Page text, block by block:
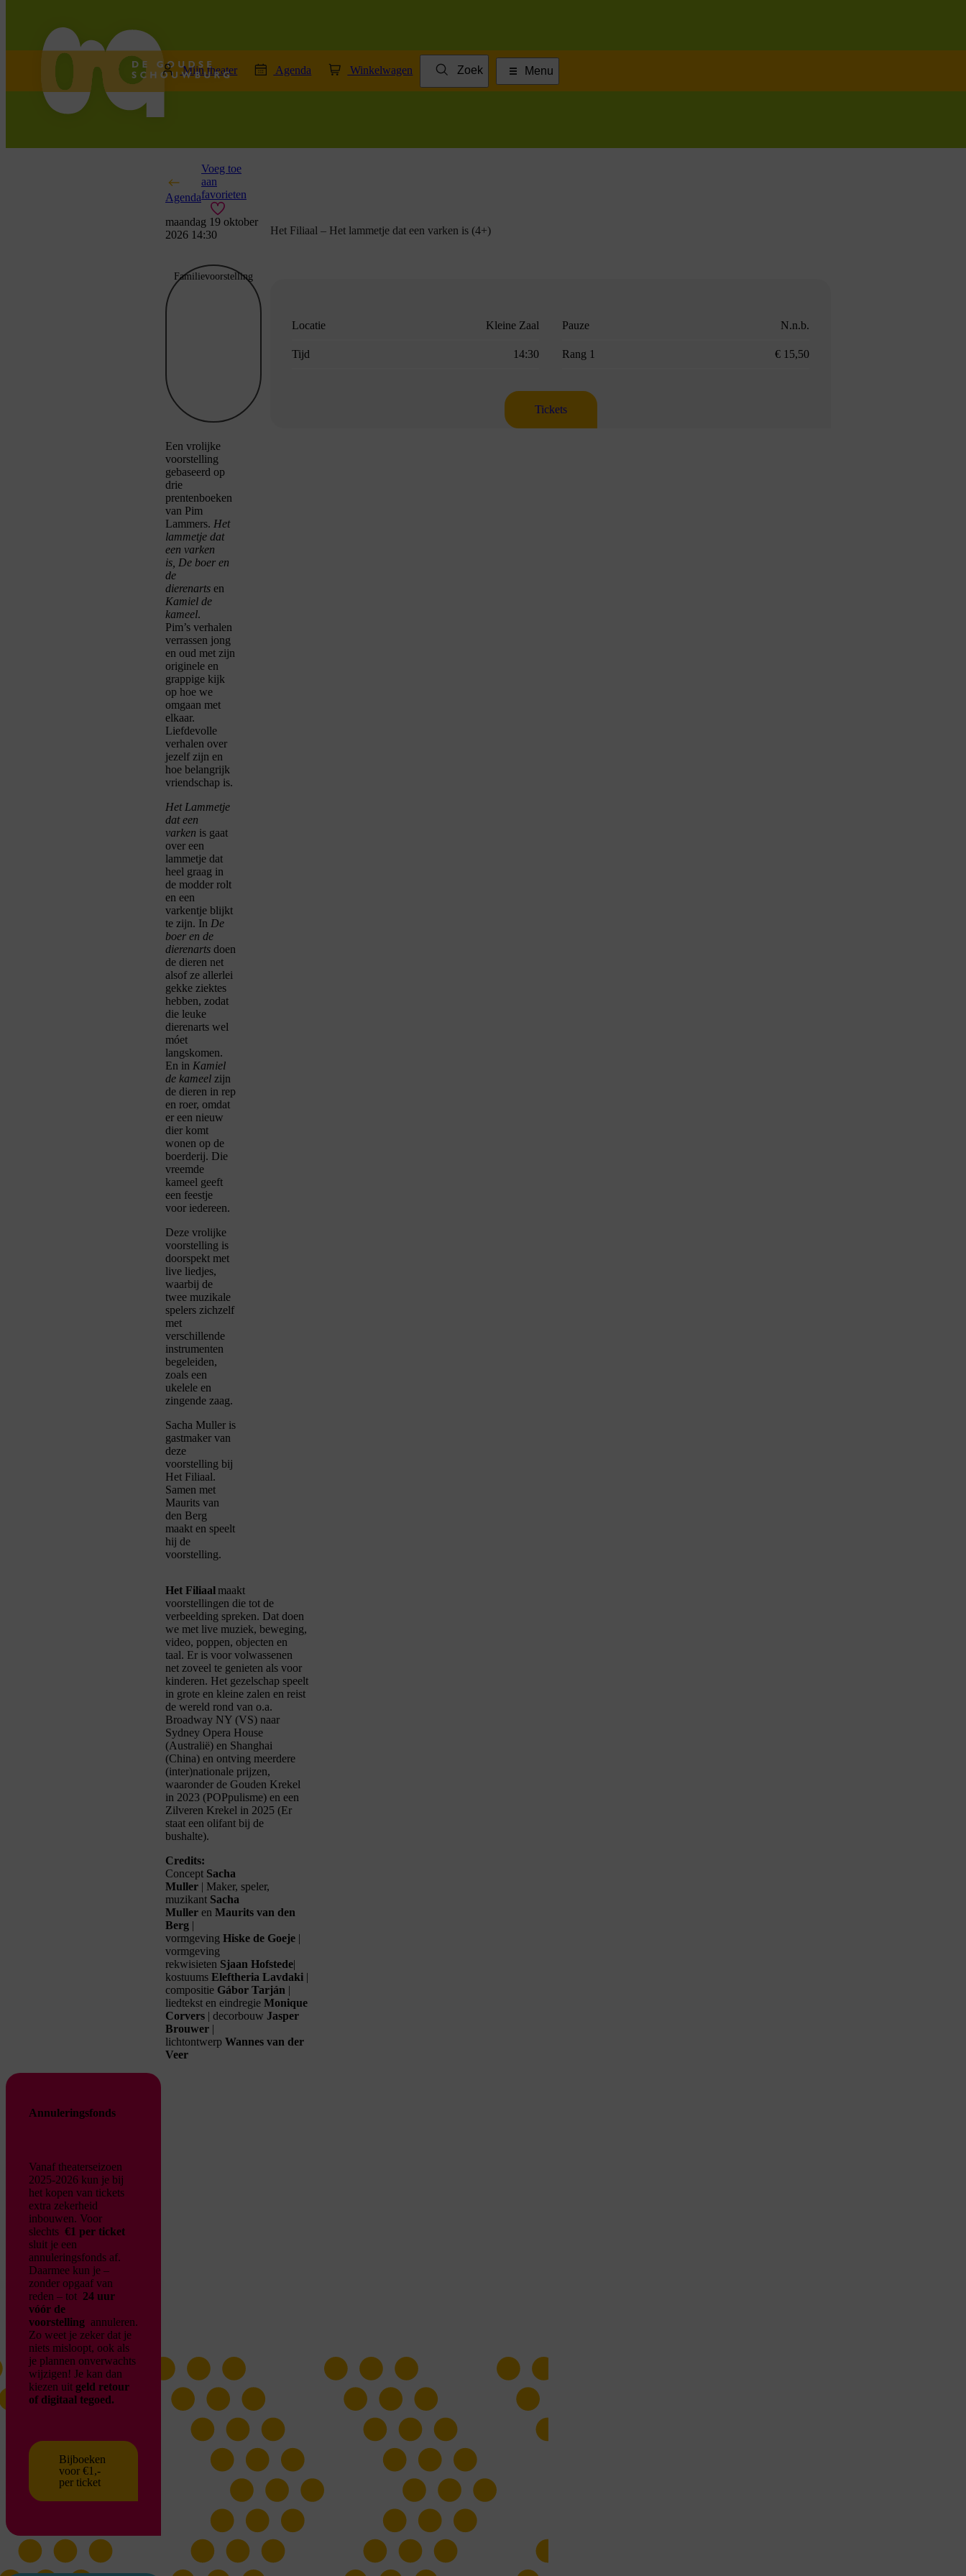
Mijn theater Agenda Winkelwagen Zoek Menu
Agenda
Voeg toe
aan
favorieten
maandag 19 oktober
2026 14:30
Het Filiaal – Het lammetje dat een varken is (4+)
Familievoorstelling
Locatie Kleine Zaal
Tijd 14:30
Pauze N.n.b.
Rang 1 € 15,50
Tickets
Een vrolijke
voorstelling
gebaseerd op
drie
prentenboeken
van Pim
Lammers. Het
lammetje dat
een varken
is, De boer en
de
dierenarts en
Kamiel de
kameel.
Pim’s verhalen
verrassen jong
en oud met zijn
originele en
grappige kijk
op hoe we
omgaan met
elkaar.
Liefdevolle
verhalen over
jezelf zijn en
hoe belangrijk
vriendschap is.
Het Lammetje
dat een
varken is gaat
over een
lammetje dat
heel graag in
de modder rolt
en een
varkentje blijkt
te zijn. In De
boer en de
dierenarts doen
de dieren net
alsof ze allerlei
gekke ziektes
hebben, zodat
die leuke
dierenarts wel
móet
langskomen.
En in Kamiel
de kameel zijn
de dieren in rep
en roer, omdat
er een nieuw
dier komt
wonen op de
boerderij. Die
vreemde
kameel geeft
een feestje
voor iedereen.
Deze vrolijke
voorstelling is
doorspekt met
live liedjes,
waarbij de
twee muzikale
spelers zichzelf
met
verschillende
instrumenten
begeleiden,
zoals een
ukelele en
zingende zaag.
Sacha Muller is
gastmaker van
deze
voorstelling bij
Het Filiaal.
Samen met
Maurits van
den Berg
maakt en speelt
hij de
voorstelling.
Het Filiaal maakt
voorstellingen die tot de
verbeelding spreken. Dat doen
we met live muziek, beweging,
video, poppen, objecten en
taal. Er is voor volwassenen
net zoveel te genieten als voor
kinderen. Het gezelschap speelt
in grote en kleine zalen en reist
de wereld rond van o.a.
Broadway NY (VS) naar
Sydney Opera House
(Australië) en Shanghai
(China) en ontving meerdere
(inter)nationale prijzen,
waaronder de Gouden Krekel
in 2023 (POPpulisme) en een
Zilveren Krekel in 2025 (Er
staat een olifant bij de
bushalte).
Credits:
Concept Sacha
Muller | Maker, speler,
muzikant Sacha
Muller en Maurits van den
Berg |
vormgeving Hiske de Goeje |
vormgeving
rekwisieten Sjaan Hofstede|
kostuums Eleftheria Lavdaki |
compositie Gábor Tarján |
liedtekst en eindregie Monique
Corvers | decorbouw Jasper
Brouwer |
lichtontwerp Wannes van der
Veer
Annuleringsfonds
Vanaf theaterseizoen
2025-2026 kun je bij
het kopen van tickets
extra zekerheid
inbouwen. Voor
slechts €1 per ticket
sluit je een
annuleringsfonds af.
Daarmee kun je –
zonder opgaaf van
reden – tot 24 uur
vóór de
voorstelling annuleren.
Zo weet je zeker dat je
niets misloopt, ook als
je plannen onverwachts
wijzigen! Je kan dan
kiezen uit geld retour
of digitaal tegoed.
Bijboeken
voor €1,-
per ticket